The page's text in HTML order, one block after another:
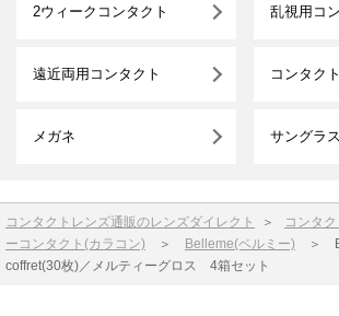
2ウィークコンタクト 乱視用コ
遠近両用コンタクト コンタク
メガネ サングラス
コンタクトレンズ通販のレンズダイレクト ＞ コンタ
ーコンタクト(カラコン) ＞ Belleme(ベルミー) ＞
coffret(30枚)／メルティーグロス 4箱セット